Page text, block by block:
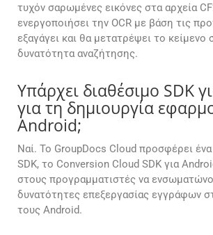
τυχόν σαρωμένες εικόνες στα αρχεία
ενεργοποιήσει την OCR με βάση τις
εξαγάγει και θα μετατρέψει το κείμενο
δυνατότητα αναζήτησης.
Υπάρχει διαθέσιμο SDK
για τη δημιουργία
Android;
Ναί. Το GroupDocs Cloud προσφέρει
SDK, το Conversion Cloud SDK για
στους προγραμματιστές να
δυνατότητες επεξεργασίας εγγράφων
τους Android.